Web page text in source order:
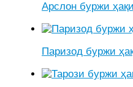
Арслон буржи
Паризод буржи